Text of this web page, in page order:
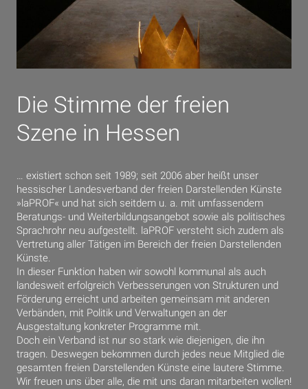
Die Stimme der freien
Szene in Hessen
… existiert schon seit 1989; seit 2006 aber heißt unser
hessischer Landesverband der freien Darstellenden Künste
»laPROF« und hat sich seitdem u. a. mit umfassendem
Beratungs- und Weiterbildungsangebot sowie als politisches
Sprachrohr neu aufgestellt. laPROF versteht sich zudem als
Vertretung aller Tätigen im Bereich der freien Darstellenden
Künste.
In dieser Funktion haben wir sowohl kommunal als auch
landesweit erfolgreich Verbesserungen von Strukturen und
Förderung erreicht und arbeiten gemeinsam mit anderen
Verbänden, mit Politik und Verwaltungen an der
Ausgestaltung konkreter Programme mit.
Doch ein Verband ist nur so stark wie diejenigen, die ihn
tragen. Deswegen bekommen durch jedes neue Mitglied die
gesamten freien Darstellenden Künste eine lautere Stimme.
Wir freuen uns über alle, die mit uns daran mitarbeiten wollen!